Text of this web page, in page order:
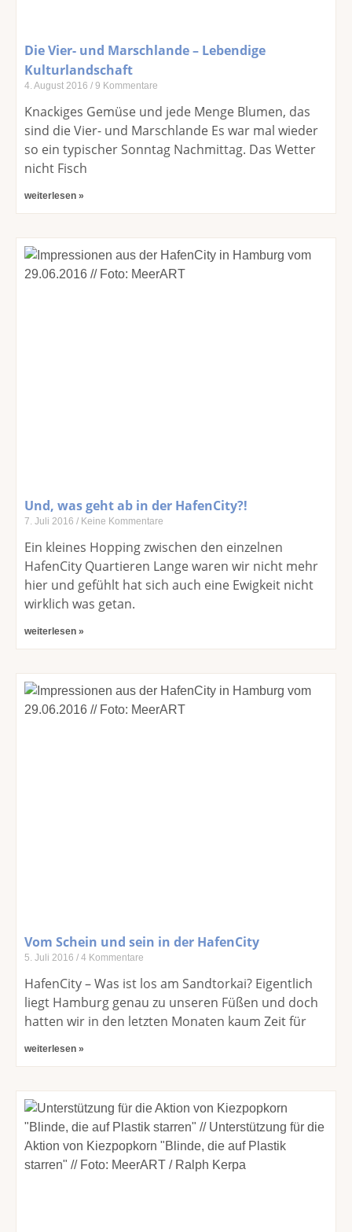
Die Vier- und Marschlande – Lebendige
Kulturlandschaft
4. August 2016 9 Kommentare
Knackiges Gemüse und jede Menge Blumen, das
sind die Vier- und Marschlande Es war mal wieder
so ein typischer Sonntag Nachmittag. Das Wetter
nicht Fisch
weiterlesen »
Und, was geht ab in der HafenCity?!
7. Juli 2016 Keine Kommentare
Ein kleines Hopping zwischen den einzelnen
HafenCity Quartieren Lange waren wir nicht mehr
hier und gefühlt hat sich auch eine Ewigkeit nicht
wirklich was getan.
weiterlesen »
Vom Schein und sein in der HafenCity
5. Juli 2016 4 Kommentare
HafenCity – Was ist los am Sandtorkai? Eigentlich
liegt Hamburg genau zu unseren Füßen und doch
hatten wir in den letzten Monaten kaum Zeit für
weiterlesen »